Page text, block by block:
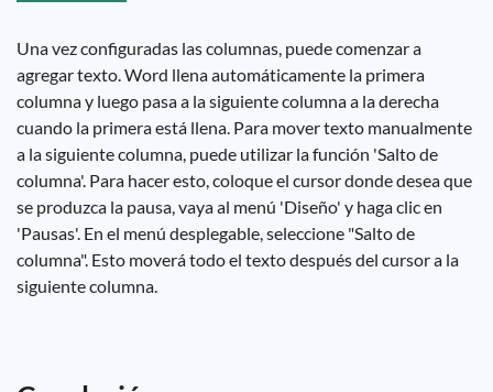
Una vez configuradas las columnas, puede comenzar a
agregar texto. Word llena automáticamente la primera
columna y luego pasa a la siguiente columna a la derecha
cuando la primera está llena. Para mover texto manualmente
a la siguiente columna, puede utilizar la función 'Salto de
columna'. Para hacer esto, coloque el cursor donde desea que
se produzca la pausa, vaya al menú 'Diseño' y haga clic en
'Pausas'. En el menú desplegable, seleccione "Salto de
columna". Esto moverá todo el texto después del cursor a la
siguiente columna.